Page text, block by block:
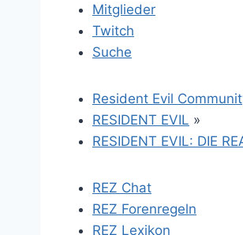
Mitglieder
Twitch
Suche
Resident Evil
RESIDENT EVIL »
RESIDENT EVIL: DIE
REZ Chat
REZ Forenregeln
REZ Lexikon